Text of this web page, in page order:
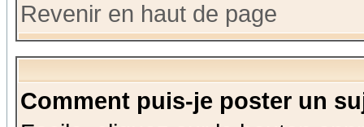
Revenir en haut de page
Comment puis-je poster un